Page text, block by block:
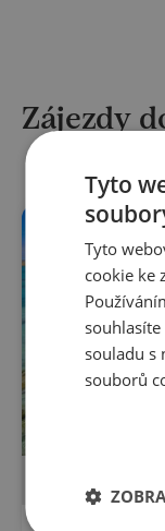
Zájezdy
Tyto
Tyto
cookie ke
souladu s
souborů